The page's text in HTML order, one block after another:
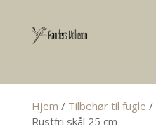
Hjem / Tilbehør til fugle /
Rustfri skål 25 cm